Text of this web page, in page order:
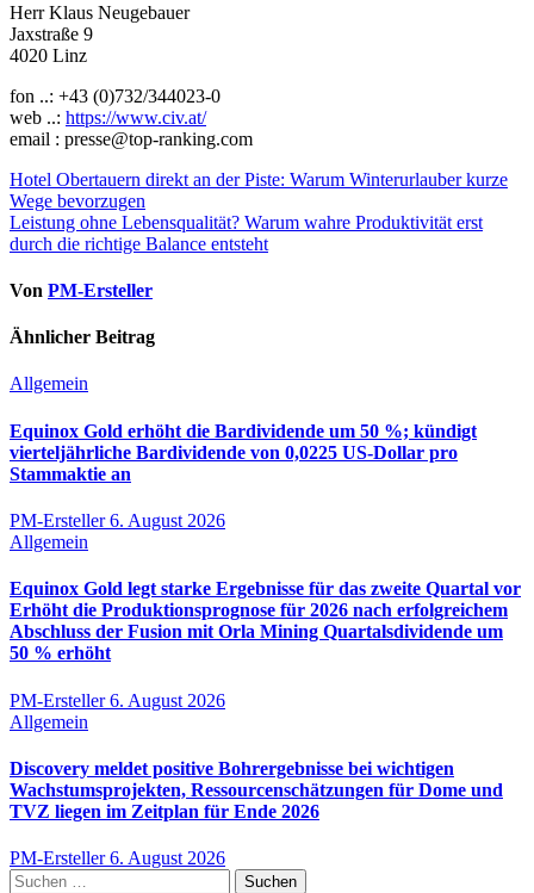
Herr Klaus Neugebauer
Jaxstraße 9
4020 Linz
fon ..: +43 (0)732/344023-0
web ..: https://www.civ.at/
email : presse@top-ranking.com
Beitragsnavigation
Hotel Obertauern direkt an der Piste: Warum Winterurlauber kurze
Wege bevorzugen
Leistung ohne Lebensqualität? Warum wahre Produktivität erst
durch die richtige Balance entsteht
Von PM-Ersteller
Ähnlicher Beitrag
Allgemein
Equinox Gold erhöht die Bardividende um 50 %; kündigt
vierteljährliche Bardividende von 0,0225 US-Dollar pro
Stammaktie an
PM-Ersteller6. August 2026
Allgemein
Equinox Gold legt starke Ergebnisse für das zweite Quartal vor
Erhöht die Produktionsprognose für 2026 nach erfolgreichem
Abschluss der Fusion mit Orla Mining Quartalsdividende um
50 % erhöht
PM-Ersteller6. August 2026
Allgemein
Discovery meldet positive Bohrergebnisse bei wichtigen
Wachstumsprojekten, Ressourcenschätzungen für Dome und
TVZ liegen im Zeitplan für Ende 2026
PM-Ersteller6. August 2026
Suchen